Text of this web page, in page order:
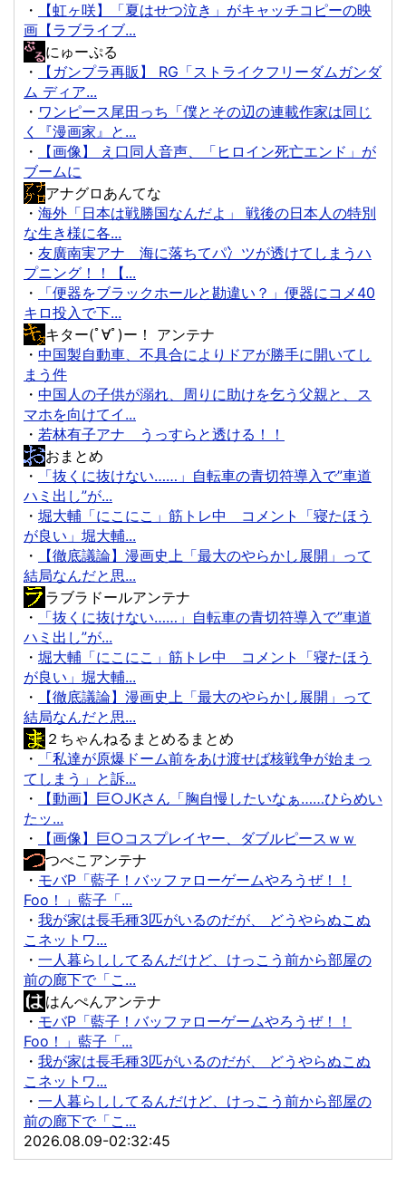
・
【虹ヶ咲】「夏はせつ泣き」がキャッチコピーの映
画【ラブライブ...
にゅーぷる
・
【ガンプラ再販】 RG「ストライクフリーダムガンダ
ム ディア...
・ ワンピース尾田っち「僕とその辺の連載作家は同じ
く『漫画家』と...
・
【画像】 え口同人音声、「ヒロイン死亡エンド」が
ブームに
アナグロあんてな
・ 海外「日本は戦勝国なんだよ」 戦後の日本人の特別
な生き様に各...
・ 友廣南実アナ 海に落ちてパ冫ツが透けてしまうハ
プニング！！【...
・
「便器をブラックホールと勘違い？」便器にコメ40
キロ投入で下...
キター(ﾟ∀ﾟ)ー！ アンテナ
・ 中国製自動車、不具合によりドアが勝手に開いてし
まう件
・ 中国人の子供が溺れ、周りに助けを乞う父親と、ス
マホを向けてイ...
・ 若林有子アナ うっすらと透ける！！
おまとめ
・
「抜くに抜けない……」自転車の青切符導入で”車道
ハミ出し”が...
・ 堀大輔「にこにこ」筋トレ中 コメント「寝たほう
が良い」堀大輔...
・
【徹底議論】漫画史上「最大のやらかし展開」って
結局なんだと思...
ラブラドールアンテナ
・
「抜くに抜けない……」自転車の青切符導入で”車道
ハミ出し”が...
・ 堀大輔「にこにこ」筋トレ中 コメント「寝たほう
が良い」堀大輔...
・
【徹底議論】漫画史上「最大のやらかし展開」って
結局なんだと思...
２ちゃんねるまとめるまとめ
・
「私達が原爆ドーム前をあけ渡せば核戦争が始まっ
てしまう」と訴...
・
【動画】巨○JKさん「胸自慢したいなぁ……ひらめい
たッ...
・
【画像】巨○コスプレイヤー、ダブルピースｗｗ
つべこアンテナ
・ モバP「藍子！バッファローゲームやろうぜ！！
Foo！」藍子「...
・ 我が家は長毛種3匹がいるのだが、 どうやらぬこぬ
こネットワ...
・ 一人暮らししてるんだけど、けっこう前から部屋の
前の廊下で「こ...
はんぺんアンテナ
・ モバP「藍子！バッファローゲームやろうぜ！！
Foo！」藍子「...
・ 我が家は長毛種3匹がいるのだが、 どうやらぬこぬ
こネットワ...
・ 一人暮らししてるんだけど、けっこう前から部屋の
前の廊下で「こ...
2026.08.09-02:32:45